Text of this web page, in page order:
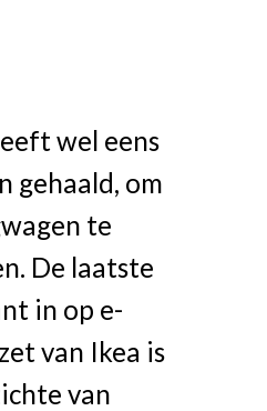
wel eens
gehaald, om
te
De laatste
in op e-
van Ikea is
van